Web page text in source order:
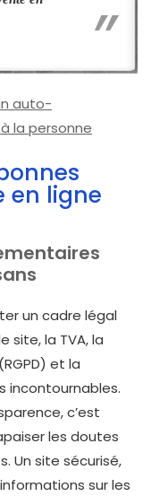
auto-
la personne
en ligne
un cadre légal
site, la TVA, la
et la
incontournables.
c’est
les doutes
Un site sécurisé,
sur les